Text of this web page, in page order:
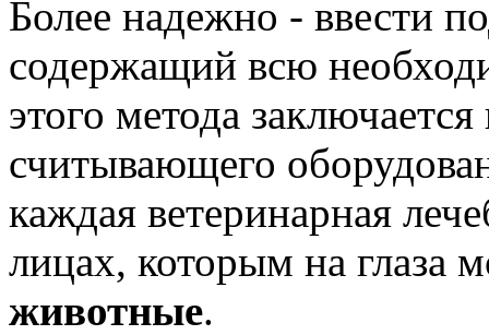
Более надежно - ввести
содержащий всю
этого метода
считывающего
каждая ветеринарная
лицах, которым на глаза
животные.